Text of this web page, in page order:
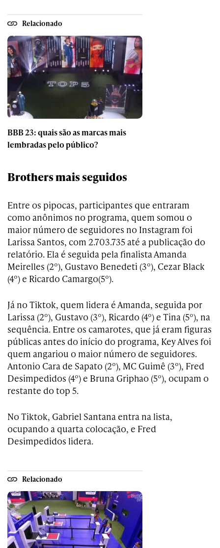
Relacionado
BBB 23: quais são as marcas mais
lembradas pelo público?
Brothers mais seguidos
Entre os pipocas, participantes que entraram
como anônimos no programa, quem somou o
maior número de seguidores no Instagram foi
Larissa Santos, com 2.703.735 até a publicação do
relatório. Ela é seguida pela finalista Amanda
Meirelles (2º), Gustavo Benedeti (3º), Cezar Black
(4º) e Ricardo Camargo(5º).
Já no Tiktok, quem lidera é Amanda, seguida por
Larissa (2º), Gustavo (3º), Ricardo (4º) e Tina (5º), na
sequência. Entre os camarotes, que já eram figuras
públicas antes do início do programa, Key Alves foi
quem angariou o maior número de seguidores.
Antonio Cara de Sapato (2º), MC Guimê (3º), Fred
Desimpedidos (4º) e Bruna Griphao (5º), ocupam o
restante do top 5.
No Tiktok, Gabriel Santana entra na lista,
ocupando a quarta colocação, e Fred
Desimpedidos lidera.
Relacionado